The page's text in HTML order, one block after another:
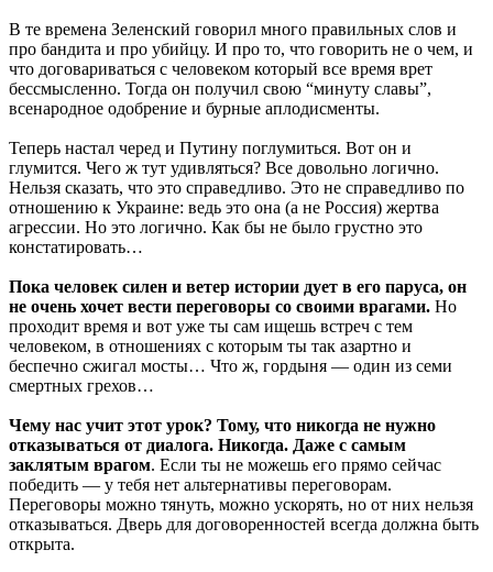
В те времена Зеленский говорил много правильных слов и
про бандита и про убийцу. И про то, что говорить не о чем, и
что договариваться с человеком который все время врет
бессмысленно. Тогда он получил свою “минуту славы”,
всенародное одобрение и бурные аплодисменты.
Теперь настал черед и Путину поглумиться. Вот он и
глумится. Чего ж тут удивляться? Все довольно логично.
Нельзя сказать, что это справедливо. Это не справедливо по
отношению к Украине: ведь это она (а не Россия) жертва
агрессии. Но это логично. Как бы не было грустно это
констатировать…
Пока человек силен и ветер истории дует в его паруса, он
не очень хочет вести переговоры со своими врагами. Но
проходит время и вот уже ты сам ищешь встреч с тем
человеком, в отношениях с которым ты так азартно и
беспечно сжигал мосты… Что ж, гордыня — один из семи
смертных грехов…
Чему нас учит этот урок? Тому, что никогда не нужно
отказываться от диалога. Никогда. Даже с самым
заклятым врагом. Если ты не можешь его прямо сейчас
победить — у тебя нет альтернативы переговорам.
Переговоры можно тянуть, можно ускорять, но от них нельзя
отказываться. Дверь для договоренностей всегда должна быть
открыта.